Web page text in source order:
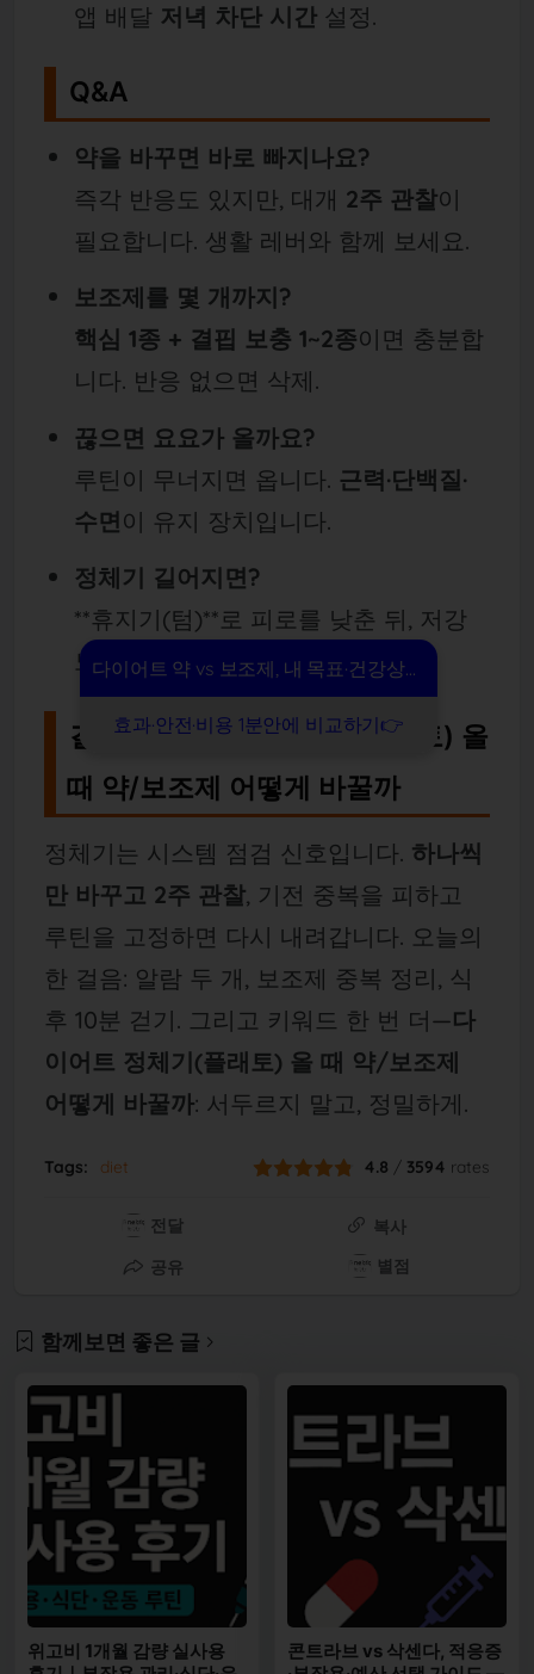
앱 배달 저녁 차단 시간설정.
Q&A
약을 바꾸면 바로 빠지나요?
즉각 반응도 있지만, 대개 2주 관찰이
필요합니다. 생활 레버와 함께 보세요.
보조제를 몇 개까지?
핵심 1종 + 결핍 보충 1~2종이면 충분합
니다. 반응 없으면 삭제.
끊으면 요요가 올까요?
루틴이 무너지면 옵니다. 근력·단백질·
수면이 유지 장치입니다.
정체기 길어지면?
**휴지기(텀)**로 피로를 낮춘 뒤, 저강
도 적자와 근력으로 재출발하세요.
결론｜다이어트 정체기(플래토) 올
때 약/보조제 어떻게 바꿀까
정체기는 시스템 점검 신호입니다. 하나씩
만 바꾸고 2주 관찰, 기전 중복을 피하고
루틴을 고정하면 다시 내려갑니다. 오늘의
한 걸음: 알람 두 개, 보조제 중복 정리, 식
후 10분 걷기. 그리고 키워드 한 번 더—다
이어트 정체기(플래토) 올 때 약/보조제
어떻게 바꿀까: 서두르지 말고, 정밀하게.
다이어트 약 vs 보조제, 내 목표·건강상태 기준으로
효과·안전·비용 1분안에 비교하기👉
Tags: diet 4.8 / 3594 rates
전달
복사
공유
별점
함께보면 좋은 글
위고비 1개월 감량 실사용
콘트라브 vs 삭센다, 적응증